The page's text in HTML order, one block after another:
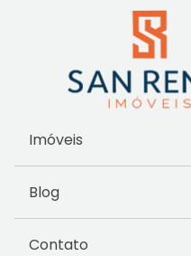
Imóveis
Blog
Contato